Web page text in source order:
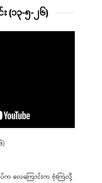
(၁၃-၅-၂၆)
)
ပ်က လေကြောင်းက ဗုံးကြဲလို့